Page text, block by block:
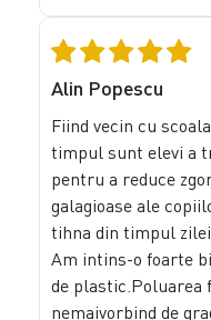
Alin Popescu
Fiind vecin cu
timpul sunt elevi a
pentru a reduce
galagioase ale
tihna din timpul
Am intins-o foarte
de plastic.Poluarea
nemaivorbind de